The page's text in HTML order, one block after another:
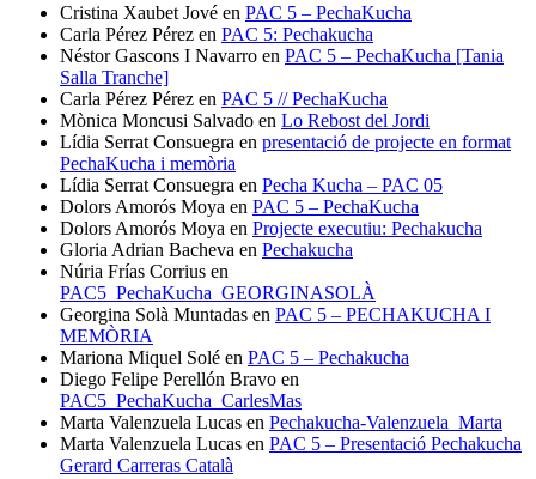
Cristina Xaubet Jové en PAC 5 – PechaKucha
Carla Pérez Pérez en PAC 5: Pechakucha
Néstor Gascons I Navarro en PAC 5 – PechaKucha [Tania
Salla Tranche]
Carla Pérez Pérez en PAC 5 // PechaKucha
Mònica Moncusi Salvado en Lo Rebost del Jordi
Lídia Serrat Consuegra en presentació de projecte en format
PechaKucha i memòria
Lídia Serrat Consuegra en Pecha Kucha – PAC 05
Dolors Amorós Moya en PAC 5 – PechaKucha
Dolors Amorós Moya en Projecte executiu: Pechakucha
Gloria Adrian Bacheva en Pechakucha
Núria Frías Corrius en
PAC5_PechaKucha_GEORGINASOLÀ
Georgina Solà Muntadas en PAC 5 – PECHAKUCHA I
MEMÒRIA
Mariona Miquel Solé en PAC 5 – Pechakucha
Diego Felipe Perellón Bravo en
PAC5_PechaKucha_CarlesMas
Marta Valenzuela Lucas en Pechakucha-Valenzuela_Marta
Marta Valenzuela Lucas en PAC 5 – Presentació Pechakucha
Gerard Carreras Català